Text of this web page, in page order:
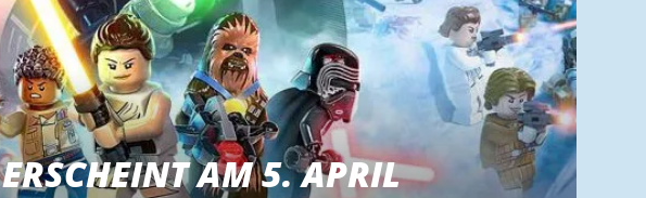
AM 5. APRIL